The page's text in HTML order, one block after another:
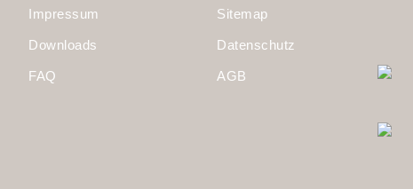
Impressum
Downloads
FAQ
Sitemap
Datenschutz
AGB